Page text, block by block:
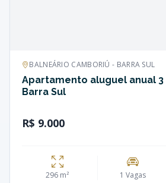
BALNEÁRIO CAMBORIÚ - BARRA SUL
Apartamento aluguel anual
Barra Sul
R$ 9.000
296 m² 1 Vagas